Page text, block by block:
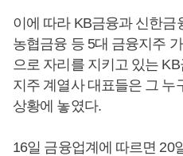
이에 따라 KB금융과 신한금
농협금융 등 5대 금융지주 가
으로 자리를 지키고 있는
지주 계열사 대표들은 그 누
상황에 놓였다.
16일 금융업계에 따르면 20